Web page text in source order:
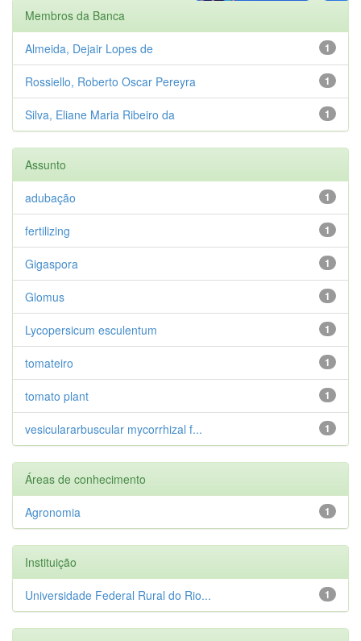
Membros da Banca
1
Almeida, Dejair Lopes de
1
Rossiello, Roberto Oscar Pereyra
1
Silva, Eliane Maria Ribeiro da
Assunto
1
adubação
1
fertilizing
1
Gigaspora
1
Glomus
1
Lycopersicum esculentum
1
tomateiro
1
tomato plant
1
vesiculararbuscular mycorrhizal f...
Áreas de conhecimento
1
Agronomia
Instituição
1
Universidade Federal Rural do Rio...